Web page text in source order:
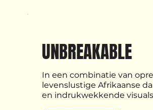
UNBREAKABLE
In een combinatie van
levenslustige Afrikaanse
en indrukwekkende